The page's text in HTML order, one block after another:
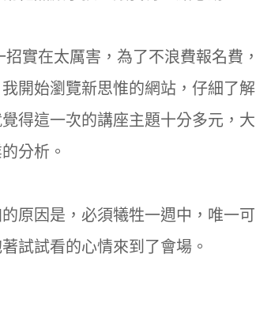
實在太厲害，為了不浪費報名費，
開始瀏覽新思惟的網站，仔細了解
得這一次的講座主題十分多元，大
分析。
原因是，必須犧牲一週中，唯一可
試試看的心情來到了會場。